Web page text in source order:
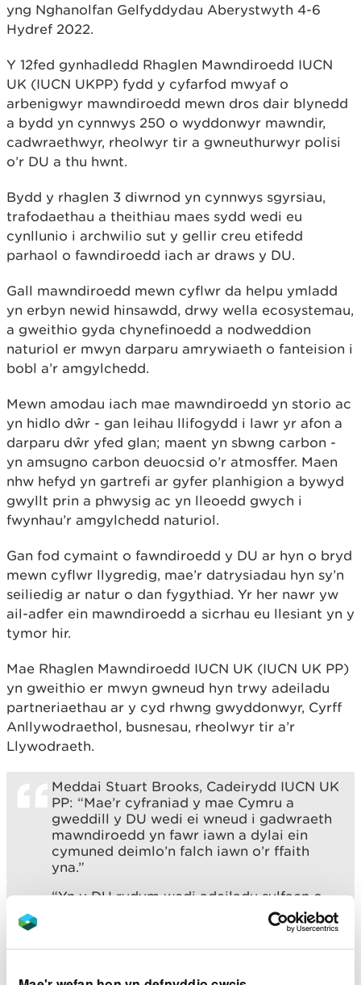
yng Nghanolfan Gelfyddydau Aberystwyth 4-6
Hydref 2022.
Y 12fed gynhadledd Rhaglen Mawndiroedd IUCN
UK (IUCN UKPP) fydd y cyfarfod mwyaf o
arbenigwyr mawndiroedd mewn dros dair blynedd
a bydd yn cynnwys 250 o wyddonwyr mawndir,
cadwraethwyr, rheolwyr tir a gwneuthurwyr polisi
o’r DU a thu hwnt.
Bydd y rhaglen 3 diwrnod yn cynnwys sgyrsiau,
trafodaethau a theithiau maes sydd wedi eu
cynllunio i archwilio sut y gellir creu etifedd
parhaol o fawndiroedd iach ar draws y DU.
Gall mawndiroedd mewn cyflwr da helpu ymladd
yn erbyn newid hinsawdd, drwy wella ecosystemau,
a gweithio gyda chynefinoedd a nodweddion
naturiol er mwyn darparu amrywiaeth o fanteision i
bobl a’r amgylchedd.
Mewn amodau iach mae mawndiroedd yn storio ac
yn hidlo dŵr - gan leihau llifogydd i lawr yr afon a
darparu dŵr yfed glan; maent yn sbwng carbon -
yn amsugno carbon deuocsid o’r atmosffer. Maen
nhw hefyd yn gartrefi ar gyfer planhigion a bywyd
gwyllt prin a phwysig ac yn lleoedd gwych i
fwynhau’r amgylchedd naturiol.
Gan fod cymaint o fawndiroedd y DU ar hyn o bryd
mewn cyflwr llygredig, mae’r datrysiadau hyn sy’n
seiliedig ar natur o dan fygythiad. Yr her nawr yw
ail-adfer ein mawndiroedd a sicrhau eu llesiant yn y
tymor hir.
Mae Rhaglen Mawndiroedd IUCN UK (IUCN UK PP)
yn gweithio er mwyn gwneud hyn trwy adeiladu
partneriaethau ar y cyd rhwng gwyddonwyr, Cyrff
Anllywodraethol, busnesau, rheolwyr tir a’r
Llywodraeth.
Meddai Stuart Brooks, Cadeirydd IUCN UK
PP: “Mae’r cyfraniad y mae Cymru a
gweddill y DU wedi ei wneud i gadwraeth
mawndiroedd yn fawr iawn a dylai ein
cymuned deimlo’n falch iawn o’r ffaith
yna.”
“Yn y DU rydym wedi adeiladu sylfaen o
wybodaeth ac enw ardderchog ar draws y
colofnau gwyddoniaeth, polisi, economeg
dwi’n meddwl ein bod yn gweld gwledydd